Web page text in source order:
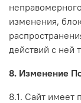
изменения,
действий с ней
8. Изменение
8.1. Сайт имеет